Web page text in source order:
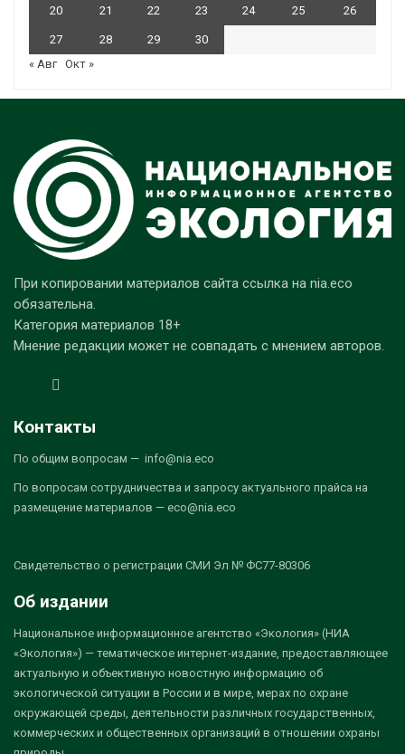
20 21 22 23 24 25 26
27 28 29
30
« Авг Окт »
При копировании материалов сайта ссылка на nia.eco
обязательна.
Категория материалов 18+
Мнение редакции может не совпадать с мнением авторов.
Контакты
По общим вопросам — info@nia.eco
По вопросам сотрудничества и запросу актуального прайса на
размещение материалов — eco@nia.eco
Свидетельство о регистрации СМИ Эл № ФС77-80306
Об издании
Национальное информационное агентство «Экология» (НИА
«Экология») — тематическое интернет-издание, предоставляющее
актуальную и объективную новостную информацию об
экологической ситуации в России и в мире, мерах по охране
окружающей среды, деятельности различных государственных,
коммерческих и общественных организаций в отношении охраны